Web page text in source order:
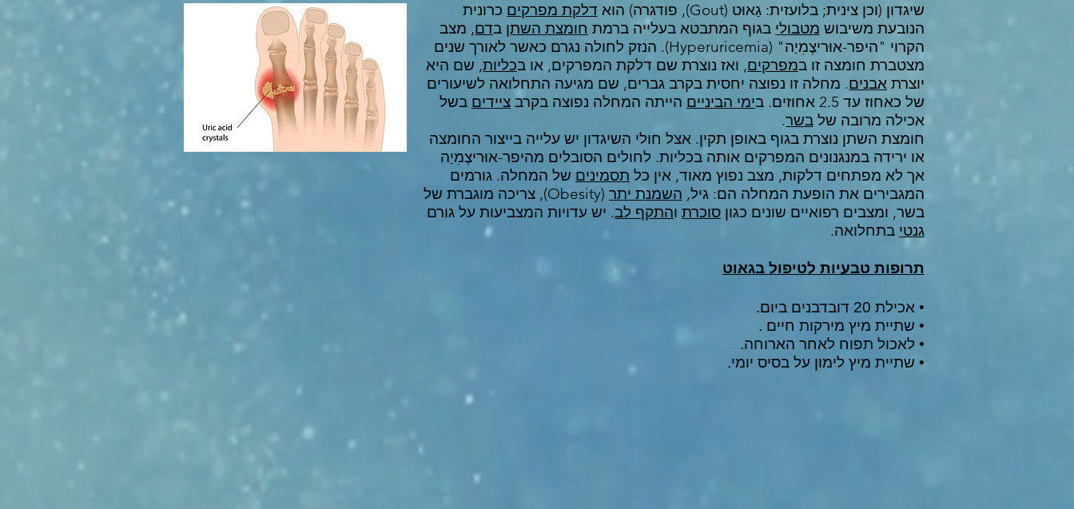
שיגדון (וכן צינית; בלועזית: גַאוּט (Gout), פודגרה) הוא דלקת מפרקים כרונית
הנובעת משיבוש מטבולי בגוף המתבטא בעלייה ברמת חומצת השתן בדם, מצב
הקרוי "היפר-אוּריצֶמִיַה" (Hyperuricemia). הנזק לחולה נגרם כאשר לאורך שנים
מצטברת חומצה זו במפרקים, ואז נוצרת שם דלקת המפרקים, או בכליות, שם היא
יוצרת אבנים. מחלה זו נפוצה יחסית בקרב גברים, שם מגיעה התחלואה לשיעורים
של כאחוז עד 2.5 אחוזים. ב
ימי הביניים הייתה המחלה נפוצה בקרב ציידים בשל
אכילה מרובה של בשר.
חומצת השתן נוצרת בגוף באופן תקין. אצל חולי השיגדון יש עלייה בייצור החומצה
או ירידה במנגנונים המפרקים אותה בכליות. לחולים הסובלים מהיפר-אוּריצֶמִיַה
אך לא מפתחים דלקות, מצב נפוץ מאוד, אין כל תסמינים של המחלה. גורמים
המגבירים את הופעת המחלה הם: גיל, השמנת יתר
(Obesity), צריכה מוגברת של
בשר, ומצבים רפואיים שונים כגון סוכרת והתקף לב. יש עדויות המצביעות על גורם
גנטי בתחלואה.
תרופות טבעיות לטיפול בגאוט
• אכילת 20 דובדבנים ביום.
• שתיית מיץ מירקות חיים .
• לאכול תפוח לאחר הארוחה.
• שתיית מיץ לימון על בסיס יומי.